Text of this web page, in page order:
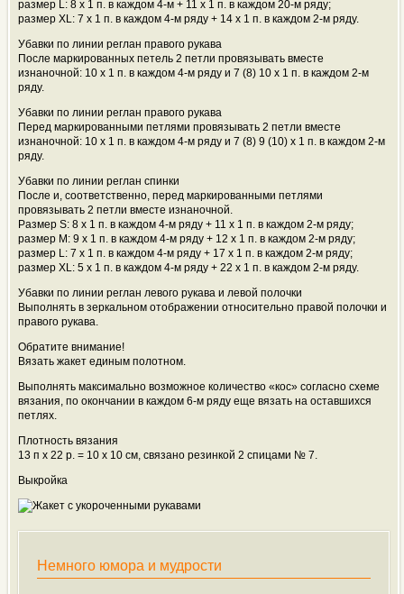
размер L: 8 х 1 п. в каждом 4-м + 11 х 1 п. в каждом 20-м ряду;
размер XL: 7 х 1 п. в каждом 4-м ряду + 14 х 1 п. в каждом 2-м ряду.
Убавки по линии реглан правого рукава
После маркированных петель 2 петли провязывать вместе
изнаночной: 10 х 1 п. в каждом 4-м ряду и 7 (8) 10 х 1 п. в каждом 2-м
ряду.
Убавки по линии реглан правого рукава
Перед маркированными петлями провязывать 2 петли вместе
изнаночной: 10 х 1 п. в каждом 4-м ряду и 7 (8) 9 (10) х 1 п. в каждом 2-м
ряду.
Убавки по линии реглан спинки
После и, соответственно, перед маркированными петлями
провязывать 2 петли вместе изнаночной.
Размер S: 8 х 1 п. в каждом 4-м ряду + 11 х 1 п. в каждом 2-м ряду;
размер M: 9 х 1 п. в каждом 4-м ряду + 12 х 1 п. в каждом 2-м ряду;
размер L: 7 х 1 п. в каждом 4-м ряду + 17 х 1 п. в каждом 2-м ряду;
размер XL: 5 х 1 п. в каждом 4-м ряду + 22 х 1 п. в каждом 2-м ряду.
Убавки по линии реглан левого рукава и левой полочки
Выполнять в зеркальном отображении относительно правой полочки и
правого рукава.
Обратите внимание!
Вязать жакет единым полотном.
Выполнять максимально возможное количество «кос» согласно схеме
вязания, по окончании в каждом 6-м ряду еще вязать на оставшихся
петлях.
Плотность вязания
13 п х 22 р. = 10 х 10 см, связано резинкой 2 спицами № 7.
Выкройка
Немного юмора и мудрости